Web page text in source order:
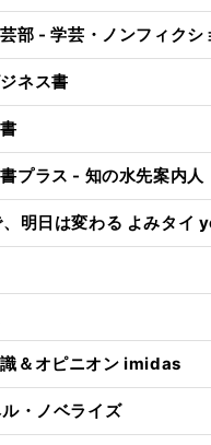
部 - 学芸・ノンフィクシ
ネス書
プラス - 知の水先案内人
明日は変わる よみタイ
＆オピニオン imidas
・ノベライズ